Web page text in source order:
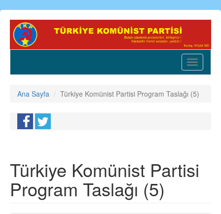
Ana
içeriğe
Toggle
Ana Sayfa Türkiye Komünist Partisi Program Taslağı (5)
Türkiye Komünist Partisi
Program Taslağı (5)